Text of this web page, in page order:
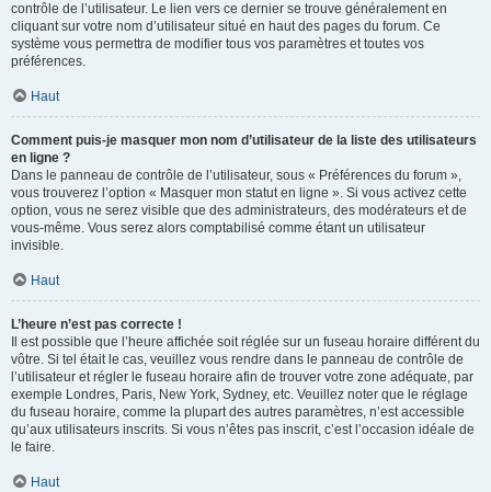
contrôle de l’utilisateur. Le lien vers ce dernier se trouve généralement en
cliquant sur votre nom d’utilisateur situé en haut des pages du forum. Ce
système vous permettra de modifier tous vos paramètres et toutes vos
préférences.
Haut
Comment puis-je masquer mon nom d’utilisateur de la liste des utilisateurs
en ligne ?
Dans le panneau de contrôle de l’utilisateur, sous « Préférences du forum »,
vous trouverez l’option « Masquer mon statut en ligne ». Si vous activez cette
option, vous ne serez visible que des administrateurs, des modérateurs et de
vous-même. Vous serez alors comptabilisé comme étant un utilisateur
invisible.
Haut
L’heure n’est pas correcte !
Il est possible que l’heure affichée soit réglée sur un fuseau horaire différent du
vôtre. Si tel était le cas, veuillez vous rendre dans le panneau de contrôle de
l’utilisateur et régler le fuseau horaire afin de trouver votre zone adéquate, par
exemple Londres, Paris, New York, Sydney, etc. Veuillez noter que le réglage
du fuseau horaire, comme la plupart des autres paramètres, n’est accessible
qu’aux utilisateurs inscrits. Si vous n’êtes pas inscrit, c’est l’occasion idéale de
le faire.
Haut